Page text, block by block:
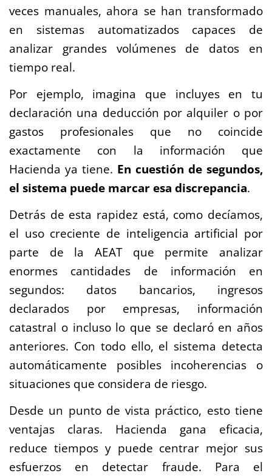
veces manuales, ahora se han transformado
en sistemas automatizados capaces de
analizar grandes volúmenes de datos en
tiempo real.
Por ejemplo, imagina que incluyes en tu
declaración una deducción por alquiler o por
gastos profesionales que no coincide
exactamente con la información que
Hacienda ya tiene. En cuestión de segundos,
el sistema puede marcar esa discrepancia.
Detrás de esta rapidez está, como decíamos,
el uso creciente de inteligencia artificial por
parte de la AEAT que permite analizar
enormes cantidades de información en
segundos: datos bancarios, ingresos
declarados por empresas, información
catastral o incluso lo que se declaró en años
anteriores. Con todo ello, el sistema detecta
automáticamente posibles incoherencias o
situaciones que considera de riesgo.
Desde un punto de vista práctico, esto tiene
ventajas claras. Hacienda gana eficacia,
reduce tiempos y puede centrar mejor sus
esfuerzos en detectar fraude. Para el